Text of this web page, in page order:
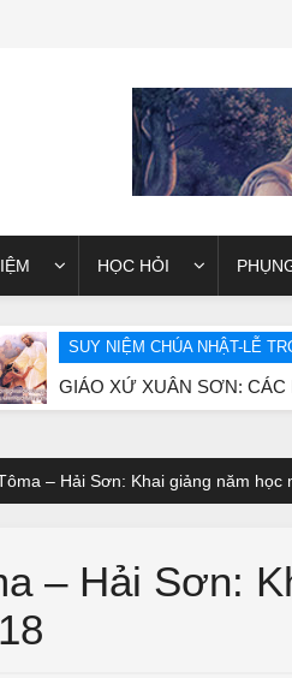
HỌC HỎI
CHÚA NHẬT-LỄ TRỌNG
XUÂN SƠN: CÁC BÀI SUY
– Hải Sơn: Khai giảng năm học
– Hải Sơn: